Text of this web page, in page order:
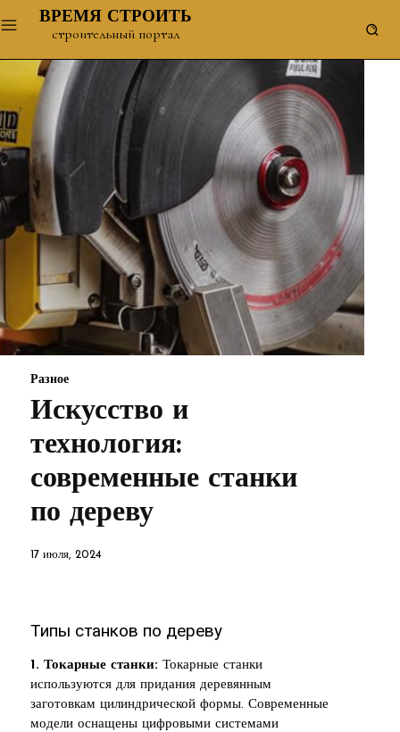
ВРЕМЯ СТРОИТЬ
строительный портал
Разное
Искусство и
технология:
современные станки
по дереву
17 июля, 2024
Типы станков по дереву
1. Токарные станки: Токарные станки
используются для придания деревянным
заготовкам цилиндрической формы. Современные
модели оснащены цифровыми системами